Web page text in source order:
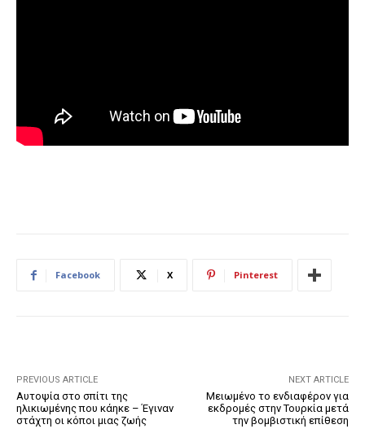
Facebook X Pinterest
PREVIOUS ARTICLE
Αυτοψία στο σπίτι της
ηλικιωμένης που κάηκε – Έγιναν
στάχτη οι κόποι μιας ζωής
NEXT ARTICLE
Μειωμένο το ενδιαφέρον για
εκδρομές στην Τουρκία μετά
την βομβιστική επίθεση